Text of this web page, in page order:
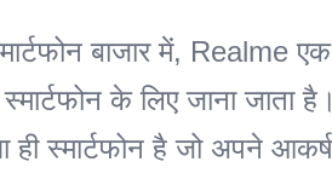
बाजार में, Realme एक
के लिए जाना जाता है।
स्मार्टफोन है जो अपने